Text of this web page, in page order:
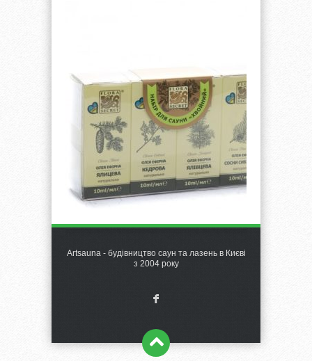
Artsauna - будівництво саун та лазень в Києві
з 2004 року
F